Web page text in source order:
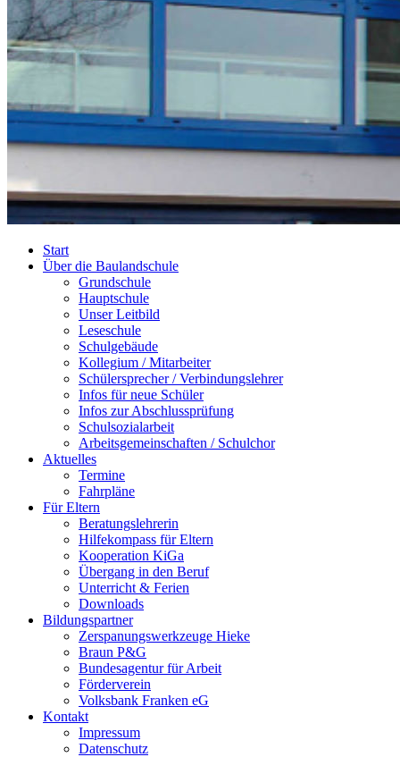
Start
Über die Baulandschule
Grundschule
Hauptschule
Unser Leitbild
Leseschule
Schulgebäude
Kollegium / Mitarbeiter
Schülersprecher / Verbindungslehrer
Infos für neue Schüler
Infos zur Abschlussprüfung
Schulsozialarbeit
Arbeitsgemeinschaften / Schulchor
Aktuelles
Termine
Fahrpläne
Für Eltern
Beratungslehrerin
Hilfekompass für Eltern
Kooperation KiGa
Übergang in den Beruf
Unterricht & Ferien
Downloads
Bildungspartner
Zerspanungswerkzeuge Hieke
Braun P&G
Bundesagentur für Arbeit
Förderverein
Volksbank Franken eG
Kontakt
Impressum
Datenschutz